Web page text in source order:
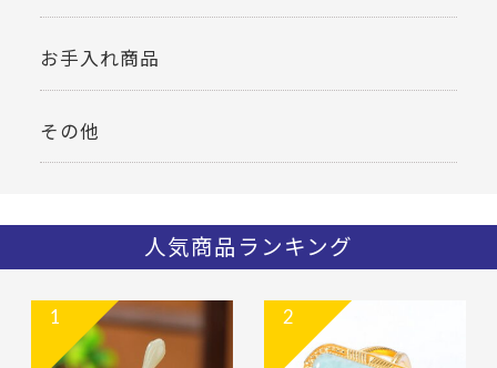
お手入れ商品
その他
人気商品ランキング
1 2